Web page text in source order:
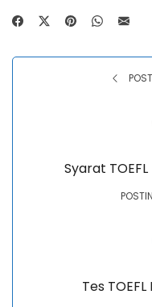
Syarat
Tes